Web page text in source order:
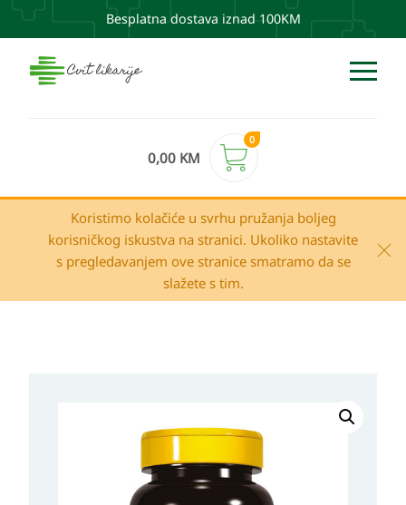
Besplatna dostava iznad 100KM
0,00 KM
0
Koristimo kolačiće u svrhu pružanja boljeg
korisničkog iskustva na stranici. Ukoliko nastavite
s pregledavanjem ove stranice smatramo da se
slažete s tim.